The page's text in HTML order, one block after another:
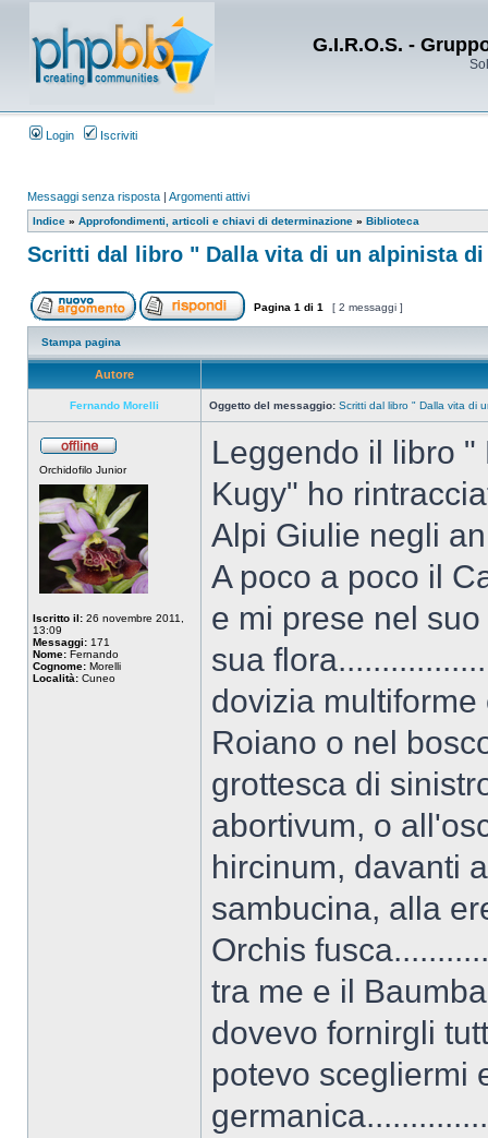
G.I.R.O.S. -
Login Iscriviti
Messaggi senza risposta | Argomenti attivi
Indice » Approfondimenti, articoli e chiavi di determinazione » Biblioteca
Scritti dal libro " Dalla vita di un alpinista
Pagina 1 di 1 [ 2 messaggi ]
Stampa pagina
Autore
Fernando Morelli Oggetto del messaggio: Scritti dal libro " Dalla vita di
Orchidofilo Junior
Iscritto il: 26 novembre 2011,
13:09
Messaggi: 171
Nome: Fernando
Cognome: Morelli
Località: Cuneo
Leggendo il libro
Kugy" ho
Alpi Giulie negli
A poco a poco il
e mi prese nel
sua
dovizia
Roiano o nel
grottesca di
abortivum, o
hircinum, davanti
sambucina, alla
Orchis
tra me e il
dovevo fornirgli
potevo scegliermi